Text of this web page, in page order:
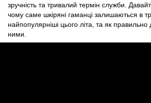
зручність та тривалий термін служби.
чому саме шкіряні гаманці залишаються в
найпопулярніші цього літа, та як правильно
ними.